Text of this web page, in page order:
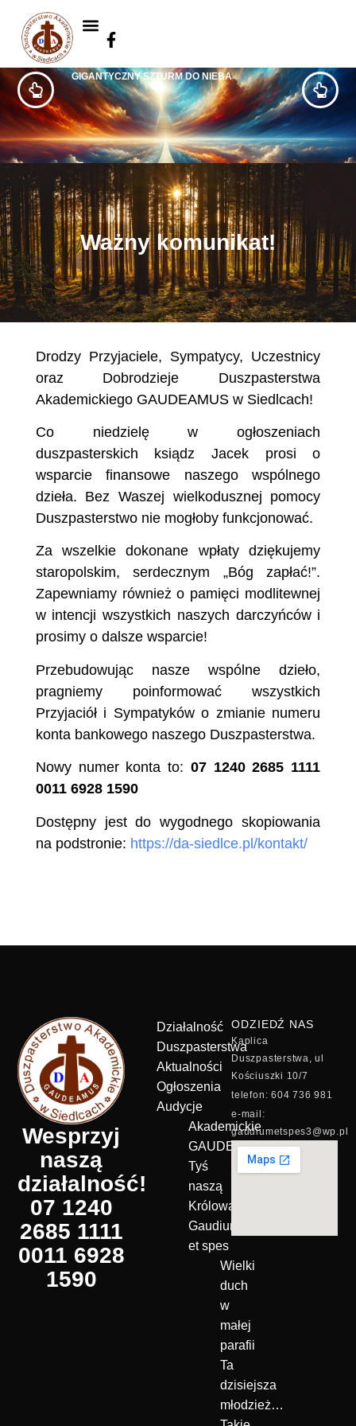
GIGANTYCZNY SZTURM DO NIEBA
Ważny komunikat!
Drodzy Przyjaciele, Sympatycy, Uczestnicy
oraz Dobrodzieje Duszpasterstwa
Akademickiego GAUDEAMUS w Siedlcach!
Co niedzielę w ogłoszeniach
duszpasterskich ksiądz Jacek prosi o
wsparcie finansowe naszego wspólnego
dzieła. Bez Waszej wielkodusznej pomocy
Duszpasterstwo nie mogłoby funkcjonować.
Za wszelkie dokonane wpłaty dziękujemy
staropolskim, serdecznym „Bóg zapłać!”.
Zapewniamy również o pamięci modlitewnej
w intencji wszystkich naszych darczyńców i
prosimy o dalsze wsparcie!
Przebudowując nasze wspólne dzieło,
pragniemy poinformować wszystkich
Przyjaciół i Sympatyków o zmianie numeru
konta bankowego naszego Duszpasterstwa.
Nowy numer konta to: 07 1240 2685 1111
0011 6928 1590
Dostępny jest do wygodnego skopiowania
na podstronie: https://da-siedlce.pl/kontakt/
Wesprzyj
naszą
działalność!
07 1240
2685 1111
0011 6928
1590
Działalność
Duszpasterstwa
Aktualności
Ogłoszenia
Audycje
Akademickie
GAUDEAMUS
Tyś
naszą
Królową!
Gaudium
et spes
Wielki
duch
w
małej
parafii
Ta
dzisiejsza
młodzież…
ODZIEDŹ NAS
Kaplica
Duszpasterstwa, ul
Kościuszki 10/7
telefon: 604 736 981
e-mail:
gaudiumetspes3@wp.pl